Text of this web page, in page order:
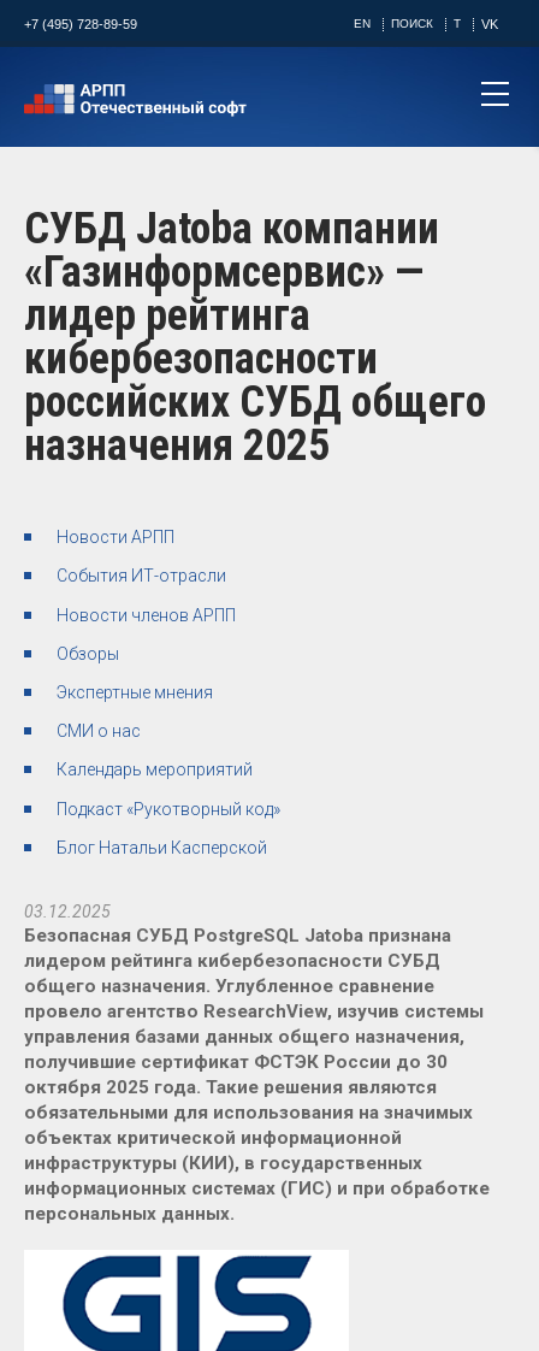
+7 (495) 728-89-59 EN ПОИСК T VK
СУБД Jatoba компании
«Газинформсервис» —
лидер рейтинга
кибербезопасности
российских СУБД общего
назначения 2025
Новости АРПП
События ИТ-отрасли
Новости членов АРПП
Обзоры
Экспертные мнения
СМИ о нас
Календарь мероприятий
Подкаст «Рукотворный код»
Блог Натальи Касперской
03.12.2025
Безопасная СУБД PostgreSQL Jatoba признана
лидером рейтинга кибербезопасности СУБД
общего назначения. Углубленное сравнение
провело агентство ResearchView, изучив системы
управления базами данных общего назначения,
получившие сертификат ФСТЭК России до 30
октября 2025 года. Такие решения являются
обязательными для использования на значимых
объектах критической информационной
инфраструктуры (КИИ), в государственных
информационных системах (ГИС) и при обработке
персональных данных.